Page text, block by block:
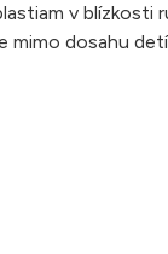
v blízkosti
mimo dosahu